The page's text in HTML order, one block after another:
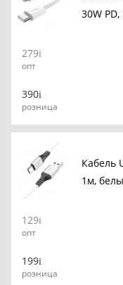
30W
279
опт
390
розница
Кабель
1м,
129
опт
199
розница